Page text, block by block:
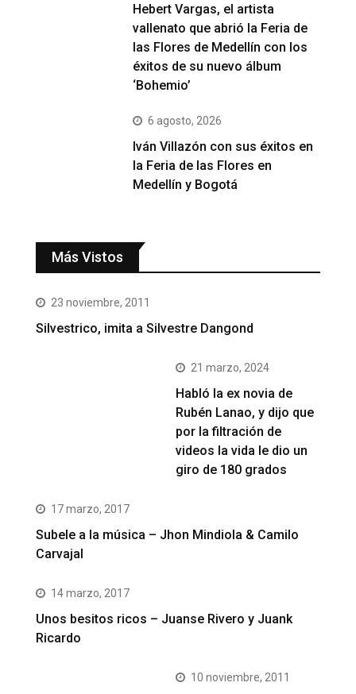
Hebert Vargas, el artista
vallenato que abrió la Feria de
las Flores de Medellín con los
éxitos de su nuevo álbum
‘Bohemio’
6 agosto, 2026
Iván Villazón con sus éxitos en
la Feria de las Flores en
Medellín y Bogotá
Más Vistos
23 noviembre, 2011
Silvestrico, imita a Silvestre Dangond
21 marzo, 2024
Habló la ex novia de
Rubén Lanao, y dijo que
por la filtración de
videos la vida le dio un
giro de 180 grados
17 marzo, 2017
Subele a la música – Jhon Mindiola & Camilo
Carvajal
14 marzo, 2017
Unos besitos ricos – Juanse Rivero y Juank
Ricardo
10 noviembre, 2011